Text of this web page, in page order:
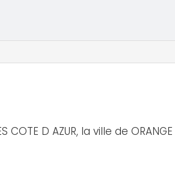
COTE D AZUR, la ville de